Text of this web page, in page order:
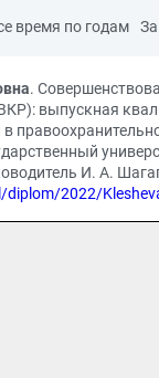
время по годам
.
выпускная
И. А.
2022/